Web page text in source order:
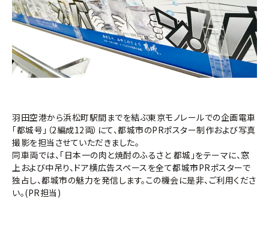
羽田空港から浜松町駅間までを結ぶ東京モノレールでの企画電車
「都城号」（2編成12両）にて、都城市のPRポスター制作および写真
撮影を担当させていただきました。
同車両では、「日本一の肉と焼酎のふるさと 都城」をテーマに、窓
上および中吊り、ドア横広告スペースを全て都城市PRポスターで
独占し、都城市の魅力を発信します。この機会に是非、ご利用くださ
い。(PR担当)